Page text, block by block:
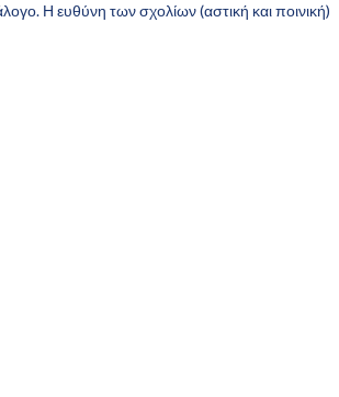
Η ευθύνη των σχολίων (αστική και ποινική)